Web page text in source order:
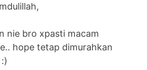
nie bro xpasti macam
hope tetap dimurahkan